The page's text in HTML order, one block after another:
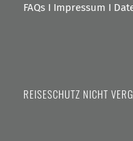
FAQsI Impressum I
REISESCHUTZ NICHT